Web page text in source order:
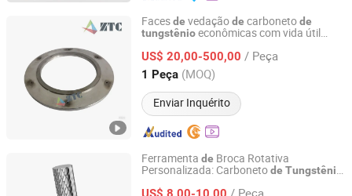
Facesde vedaçãode carbonetode
tungstênioeconômicas com vida útil
US$ 20,00-500,00 / Peça
1 Peça (MOQ)
Enviar Inquérito
Zhuzhou Bullo Cemented Carbide Co., Ltd
Hunan, China Desde 2025
Ferramenta de Broca Rotativa
Personalizada: Carbonetode Tungstênio
Xiyi Electric Group Co., Ltd